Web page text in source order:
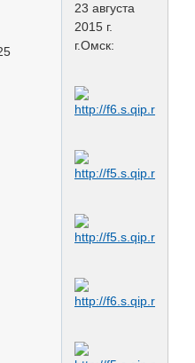
23 августа
2015 г.
г.Омск: